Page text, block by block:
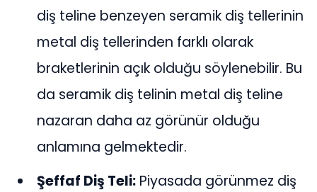
diş teline benzeyen seramik diş tellerinin
metal diş tellerinden farklı olarak
braketlerinin açık olduğu söylenebilir. Bu
da seramik diş telinin metal diş teline
nazaran daha az görünür olduğu
anlamına gelmektedir.
Şeffaf Diş Teli: Piyasada görünmez diş